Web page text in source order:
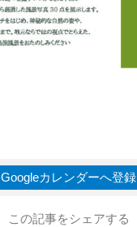
Googleカレンダーへ登録
この記事をシェアする